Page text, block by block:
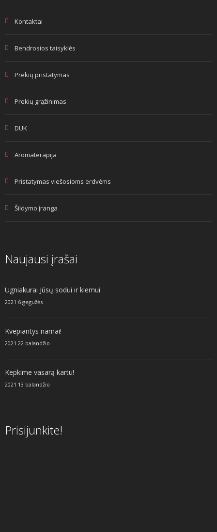
Kontaktai
Bendrosios taisyklės
Prekių pristatymas
Prekių grąžinimas
DUK
Aromaterapija
Pristatymas viešosioms erdvėms
Šildymo įranga
Naujausi įrašai
Ugniakurai Jūsų sodui ir kiemui
2021 6 gegužės
Kvepiantys namai!
2021 22 balandžio
Kepkime vasarą kartu!
2021 13 balandžio
Prisijunkite!